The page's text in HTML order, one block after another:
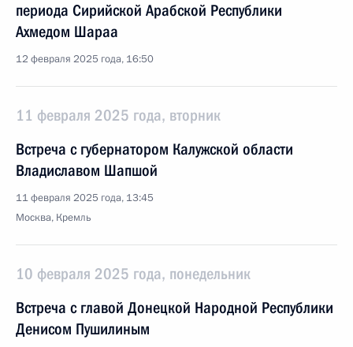
периода Сирийской Арабской Республики
Ахмедом Шараа
12 февраля 2025 года, 16:50
11 февраля 2025 года, вторник
Встреча с губернатором Калужской области
Владиславом Шапшой
11 февраля 2025 года, 13:45
Москва, Кремль
10 февраля 2025 года, понедельник
Встреча с главой Донецкой Народной Республики
Денисом Пушилиным